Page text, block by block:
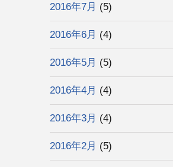
2016年7月 (5)
2016年6月 (4)
2016年5月 (5)
2016年4月 (4)
2016年3月 (4)
2016年2月 (5)